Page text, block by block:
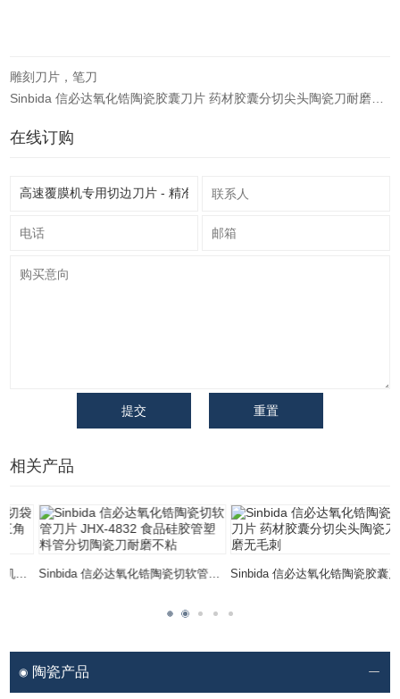
雕刻刀片，笔刀
在线订购
提交 重置
相关产品
Sinbida 信必达氧化锆陶瓷切软管刀片 JHX-4832 食品硅胶管塑料管分切陶瓷刀耐磨不粘 Sinbida 信必达氧化锆陶瓷胶囊刀片 药材胶囊分切尖头陶瓷刀耐磨无毛刺
陶瓷产品